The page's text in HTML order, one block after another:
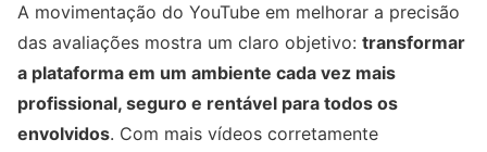
A movimentação do YouTube em melhorar a precisão
das avaliações mostra um claro objetivo: transformar
a plataforma em um ambiente cada vez mais
profissional, seguro e rentável para todos os
envolvidos. Com mais vídeos corretamente